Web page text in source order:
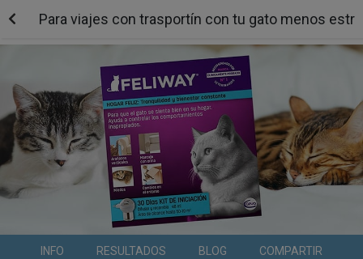
Para viajes con trasportín con tu gato menos
INFO RESULTADOS BLOG COMPARTIR